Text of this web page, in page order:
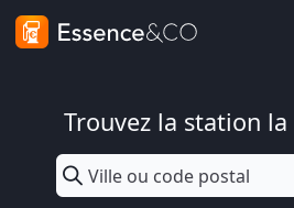
Trouvez la station